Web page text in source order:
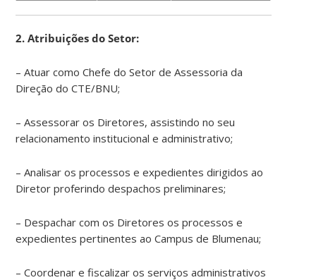
2. Atribuições do Setor:
– Atuar como Chefe do Setor de Assessoria da
Direção do CTE/BNU;
– Assessorar os Diretores, assistindo no seu
relacionamento institucional e administrativo;
– Analisar os processos e expedientes dirigidos ao
Diretor proferindo despachos preliminares;
– Despachar com os Diretores os processos e
expedientes pertinentes ao Campus de Blumenau;
– Coordenar e fiscalizar os serviços administrativos